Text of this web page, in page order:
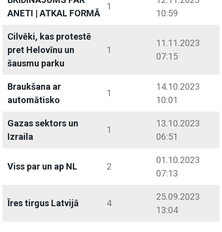
ANETI | ATKAL FORMĀ
1
10:59
Cilvēki, kas protestē
pret Helovīnu un
šausmu parku
1
11.11.2023
07:15
Braukšana ar
automātisko
1
14.10.2023
10:01
Gazas sektors un
Izraila
1
13.10.2023
06:51
Viss par un ap NL 2
01.10.2023
07:13
Īres tirgus Latvijā 4
25.09.2023
13:04